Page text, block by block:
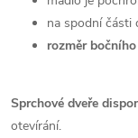
na spodní části
rozměr
Sprchové dveře
otevírání.